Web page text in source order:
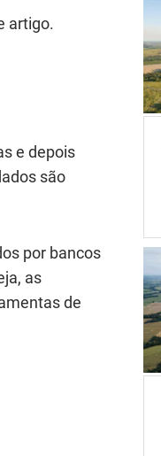
artigo.
e depois
são
​​por bancos
as
de